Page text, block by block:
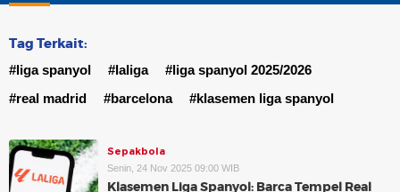
Tag Terkait:
#liga spanyol #laliga
#liga spanyol 2025/2026
#real madrid
#barcelona #klasemen liga spanyol
Sepakbola
Senin, 24 Nov 2025 09:00 WIB
Klasemen Liga Spanyol: Barca Tempel Real